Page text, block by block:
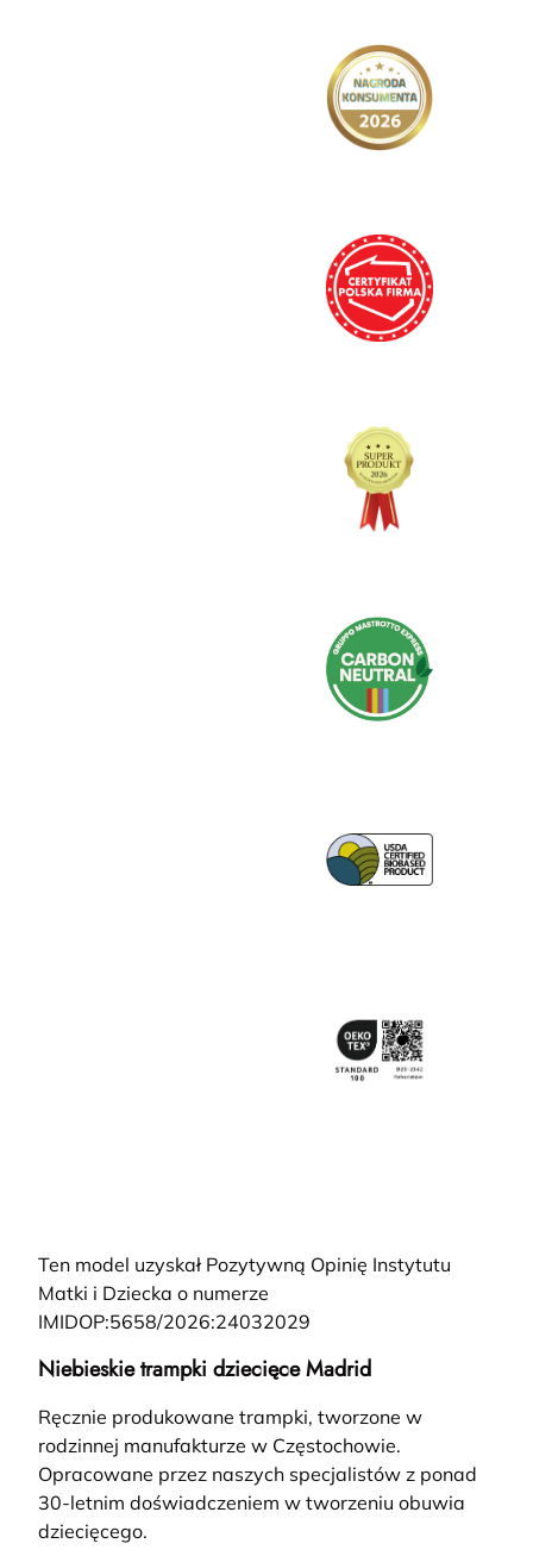
Ten model uzyskał Pozytywną Opinię Instytutu
Matki i Dziecka o numerze
IMIDOP:5658/2026:24032029
Niebieskie trampki dziecięce Madrid
Ręcznie produkowane trampki, tworzone w
rodzinnej manufakturze w Częstochowie.
Opracowane przez naszych specjalistów z ponad
30-letnim doświadczeniem w tworzeniu obuwia
dziecięcego.